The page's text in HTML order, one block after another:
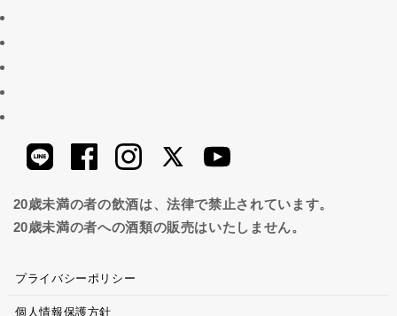
20歳未満の者の飲酒は、法律で禁止されています。
20歳未満の者への酒類の販売はいたしません。
プライバシーポリシー
個人情報保護方針